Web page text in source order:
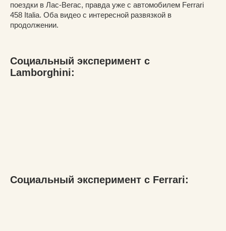
поездки в Лас-Вегас, правда уже с автомобилем Ferrari
458 Italia. Оба видео с интересной развязкой в
продолжении.
Социальный эксперимент с
Lamborghini:
Социальный эксперимент с Ferrari: